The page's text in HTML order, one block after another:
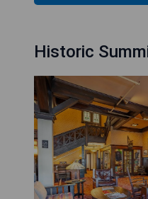
Historic